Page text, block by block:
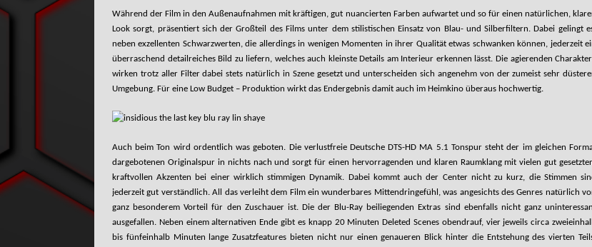
Während der Film in den Außenaufnahmen mit kräftigen, gut nuancierten Farben aufwartet und so für einen natürlichen,
Look sorgt, präsentiert sich der Großteil des Films unter dem stilistischen Einsatz von Blau- und Silberfiltern. Dabei gelingt
neben exzellenten Schwarzwerten, die allerdings in wenigen Momenten in ihrer Qualität etwas schwanken können, jederzeit
überraschend detailreiches Bild zu liefern, welches auch kleinste Details am Interieur erkennen lässt. Die agierenden
wirken trotz aller Filter dabei stets natürlich in Szene gesetzt und unterscheiden sich angenehm von der zumeist sehr
Umgebung. Für eine Low Budget – Produktion wirkt das Endergebnis damit auch im Heimkino überaus hochwertig.
Auch beim Ton wird ordentlich was geboten. Die verlustfreie Deutsche DTS-HD MA 5.1 Tonspur steht der im gleichen
dargebotenen Originalspur in nichts nach und sorgt für einen hervorragenden und klaren Raumklang mit vielen gut
kraftvollen Akzenten bei einer wirklich stimmigen Dynamik. Dabei kommt auch der Center nicht zu kurz, die Stimmen
jederzeit gut verständlich. All das verleiht dem Film ein wunderbares Mittendringefühl, was angesichts des Genres natürlich
ganz besonderem Vorteil für den Zuschauer ist. Die der Blu-Ray beiliegenden Extras sind ebenfalls nicht ganz
ausgefallen. Neben einem alternativen Ende gibt es knapp 20 Minuten Deleted Scenes obendrauf, vier jeweils circa
bis fünfeinhalb Minuten lange Zusatzfeatures bieten nicht nur einen genaueren Blick hinter die Entstehung des vierten